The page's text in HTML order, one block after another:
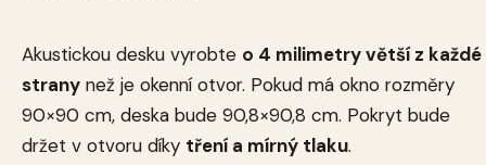
Akustickou desku vyrobte o 4 milimetry větší z každé
strany než je okenní otvor. Pokud má okno rozměry
90×90 cm, deska bude 90,8×90,8 cm. Pokryt bude
držet v otvoru díky tření a mírný tlaku.